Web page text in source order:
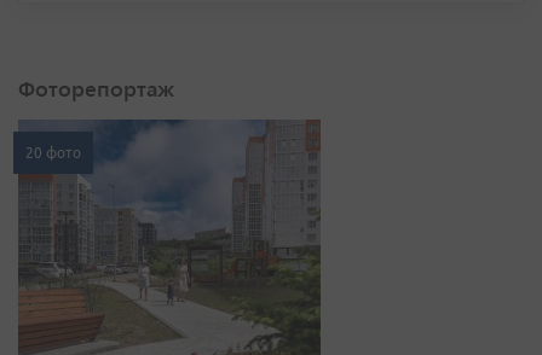
Фоторепортаж
20 фото